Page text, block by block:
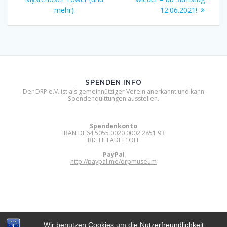
Wir benutzen Cookies um die Nutzerfreundlichkeit
mehr)
12.06.2021!
SPENDEN INFO
Der DRP e.V. ist als gemeinnütziger Verein anerkannt und kann
Spendenquittungen ausstellen.
Spendenkonto
IBAN DE64 5055 0020 0002 2851 93
BIC HELADEF1OFF
PayPal
http://paypal.me/drpmuseum